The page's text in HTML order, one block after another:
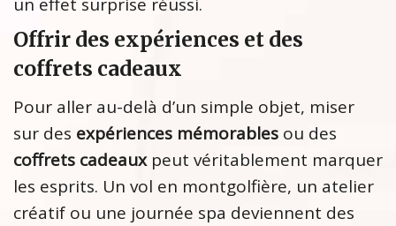
un effet surprise réussi.
Offrir des expériences et des
coffrets cadeaux
Pour aller au-delà d’un simple objet, miser
sur des expériences mémorables ou des
coffrets cadeauxpeut véritablement marquer
les esprits. Un vol en montgolfière, un atelier
créatif ou une journée spa deviennent des